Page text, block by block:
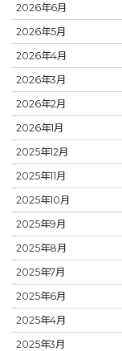
2026年6月
2026年5月
2026年4月
2026年3月
2026年2月
2026年1月
2025年12月
2025年11月
2025年10月
2025年9月
2025年8月
2025年7月
2025年6月
2025年4月
2025年3月